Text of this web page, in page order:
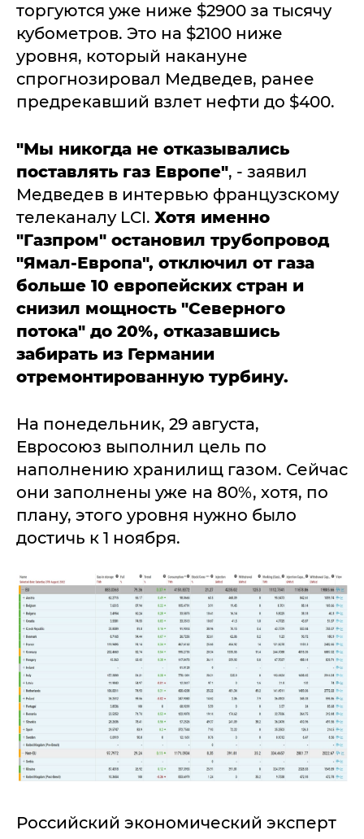
торгуются уже ниже $2900 за тысячу
кубометров. Это на $2100 ниже
уровня, который накануне
спрогнозировал Медведев, ранее
предрекавший взлет нефти до $400.
"Мы никогда не отказывались
поставлять газ Европе", - заявил
Медведев в интервью французскому
телеканалу LCI. Хотя именно
"Газпром" остановил трубопровод
"Ямал-Европа", отключил от газа
больше 10 европейских стран и
снизил мощность "Северного
потока" до 20%, отказавшись
забирать из Германии
отремонтированную турбину.
На понедельник, 29 августа,
Евросоюз выполнил цель по
наполнению хранилищ газом. Сейчас
они заполнены уже на 80%, хотя, по
плану, этого уровня нужно было
достичь к 1 ноября.
Российский экономический эксперт